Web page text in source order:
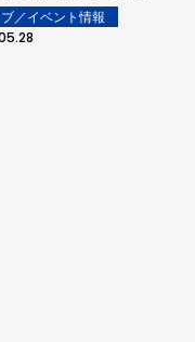
／イベント情報